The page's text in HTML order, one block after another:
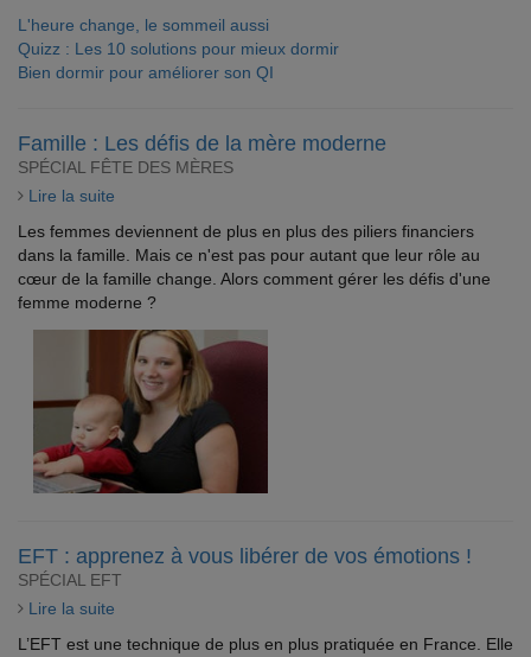
L'heure change, le sommeil aussi
Quizz : Les 10 solutions pour mieux dormir
Bien dormir pour améliorer son QI
Famille : Les défis de la mère moderne
SPÉCIAL FÊTE DES MÈRES
Lire la suite
Les femmes deviennent de plus en plus des piliers financiers
dans la famille. Mais ce n'est pas pour autant que leur rôle au
cœur de la famille change. Alors comment gérer les défis d'une
femme moderne ?
EFT : apprenez à vous libérer de vos émotions !
SPÉCIAL EFT
Lire la suite
L’EFT est une technique de plus en plus pratiquée en France. Elle